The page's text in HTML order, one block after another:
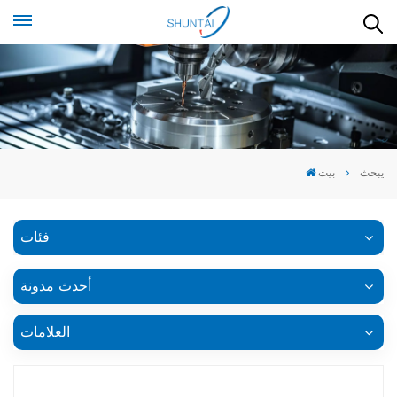
بيت يبحث
فئات
أحدث مدونة
العلامات